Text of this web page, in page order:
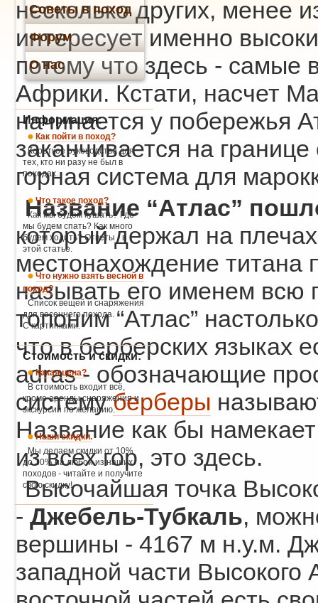
несколько других, менее
интересует именно
потому что здесь - самые
Африки. Кстати, насчет
начинается у побережья
заканчивается на
горная система для
Название “Атлас”
который держал на
местонахождение титана
называть его именем всю
топоним “Атлас”
что в берберских языках
adras - обозначающие
системуберберы
Название как бы
из всех гор, это здесь.
Высочайшая точка
- Джебель-Тубкаль,
вершины - 4167 м н.у.м.
западной части
Советы в поход
Форум
О нас
Информация:
Как пойти в поход?
Короткое руководство для
тех, кто ни разу не был в
походах.
Что такое поход?
Как мы будем кушать? Где
мы будем спать? Как много
будем ходить? Ответы - в
этой статье.
Что нужно взять весной в
поход?
Список вещей и снаряжения
для весеннего похода.
С картинками.
Стоимость и скидки:
Какая цена?
В стоимость входит всё,
кроме аренды снаряжения и
экскурсий по желанию.
Наши скидки.
Мы делаем скидки от 10%
до 30% на любой из наших
походов - читайте и получите
свою скидку!